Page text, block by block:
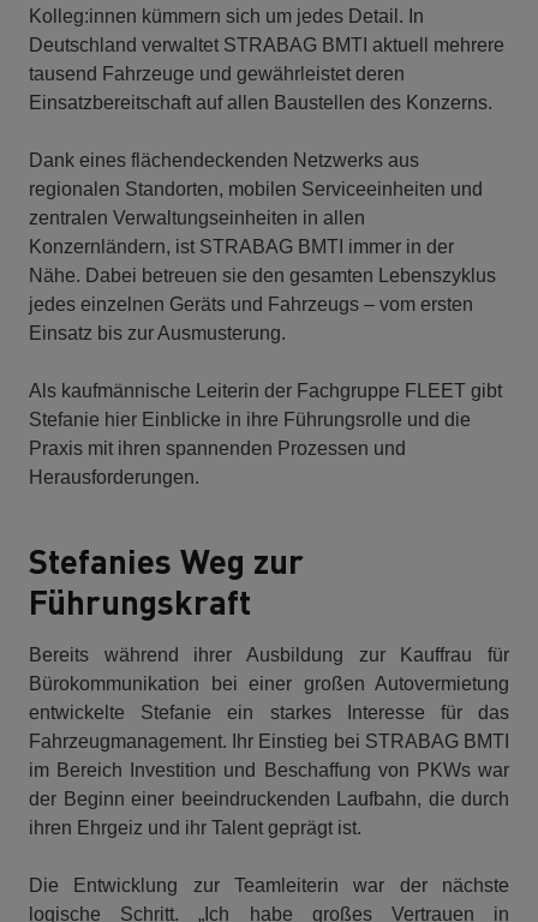
Kolleg:innen kümmern sich um jedes Detail. In
Deutschland verwaltet STRABAG BMTI aktuell mehrere
tausend Fahrzeuge und gewährleistet deren
Einsatzbereitschaft auf allen Baustellen des Konzerns.
Dank eines flächendeckenden Netzwerks aus
regionalen Standorten, mobilen Serviceeinheiten und
zentralen Verwaltungseinheiten in allen
Konzernländern, ist STRABAG BMTI immer in der
Nähe. Dabei betreuen sie den gesamten Lebenszyklus
jedes einzelnen Geräts und Fahrzeugs – vom ersten
Einsatz bis zur Ausmusterung.
Als kaufmännische Leiterin der Fachgruppe FLEET gibt
Stefanie hier Einblicke in ihre Führungsrolle und die
Praxis mit ihren spannenden Prozessen und
Herausforderungen.
Stefanies Weg zur
Führungskraft
Bereits während ihrer Ausbildung zur Kauffrau für
Bürokommunikation bei einer großen Autovermietung
entwickelte Stefanie ein starkes Interesse für das
Fahrzeugmanagement. Ihr Einstieg bei STRABAG BMTI
im Bereich Investition und Beschaffung von PKWs war
der Beginn einer beeindruckenden Laufbahn, die durch
ihren Ehrgeiz und ihr Talent geprägt ist.
Die Entwicklung zur Teamleiterin war der nächste
logische Schritt. „Ich habe großes Vertrauen in